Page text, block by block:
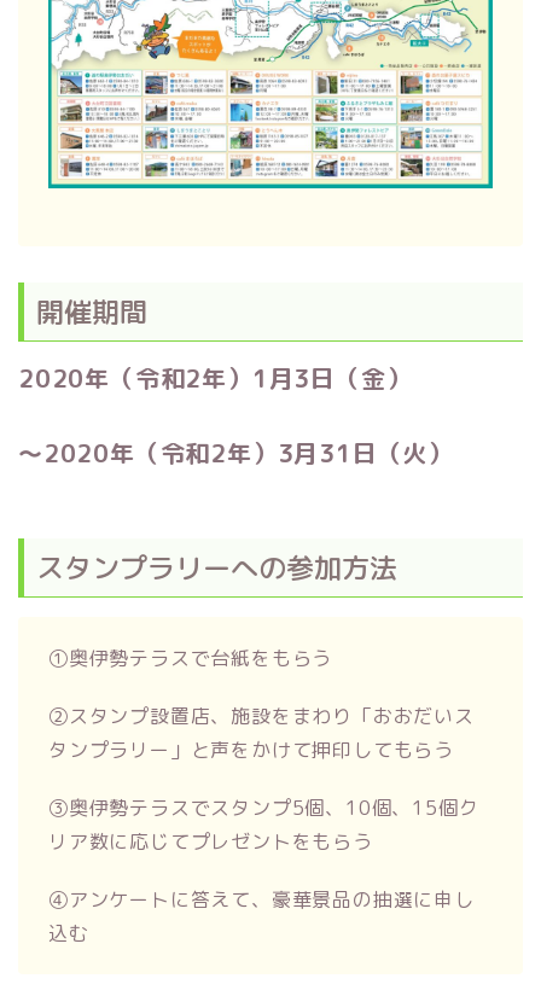
開催期間
2020年（令和2年）1月3日（金）
～2020年（令和2年）3月31日（火）
スタンプラリーへの参加方法
①奥伊勢テラスで台紙をもらう
②スタンプ設置店、施設をまわり「おおだいス
タンプラリー」と声をかけて押印してもらう
③奥伊勢テラスでスタンプ5個、10個、15個ク
リア数に応じてプレゼントをもらう
④アンケートに答えて、豪華景品の抽選に申し
込む